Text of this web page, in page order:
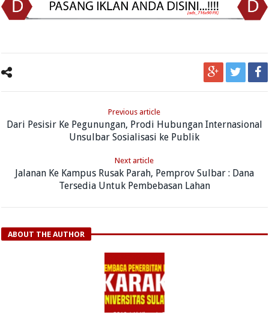
Previous article
Dari Pesisir Ke Pegunungan, Prodi Hubungan Internasional
Unsulbar Sosialisasi ke Publik
Next article
Jalanan Ke Kampus Rusak Parah, Pemprov Sulbar : Dana
Tersedia Untuk Pembebasan Lahan
ABOUT THE AUTHOR